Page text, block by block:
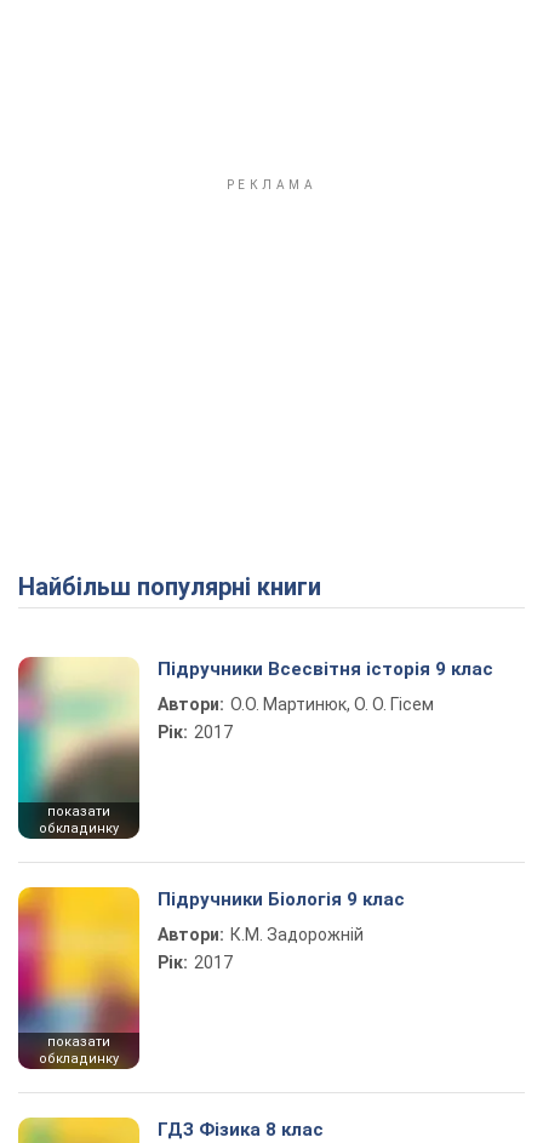
Найбільш популярні книги
показати
обкладинку
Підручники Всесвітня історія 9 клас
Автори: О.О. Мартинюк, О. О. Гісем
Рік: 2017
показати
обкладинку
Підручники Біологія 9 клас
Автори: К.М. Задорожній
Рік: 2017
ГДЗ Фізика 8 клас